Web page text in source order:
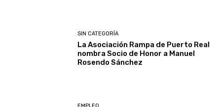
SIN CATEGORÍA
La Asociación Rampa de Puerto Real
nombra Socio de Honor a Manuel
Rosendo Sánchez
EMPLEO